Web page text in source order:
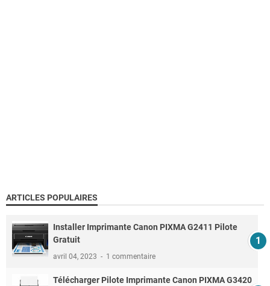
ARTICLES POPULAIRES
Installer Imprimante Canon PIXMA G2411 Pilote
Gratuit
avril 04, 2023 1 commentaire
Télécharger Pilote Imprimante Canon PIXMA G3420